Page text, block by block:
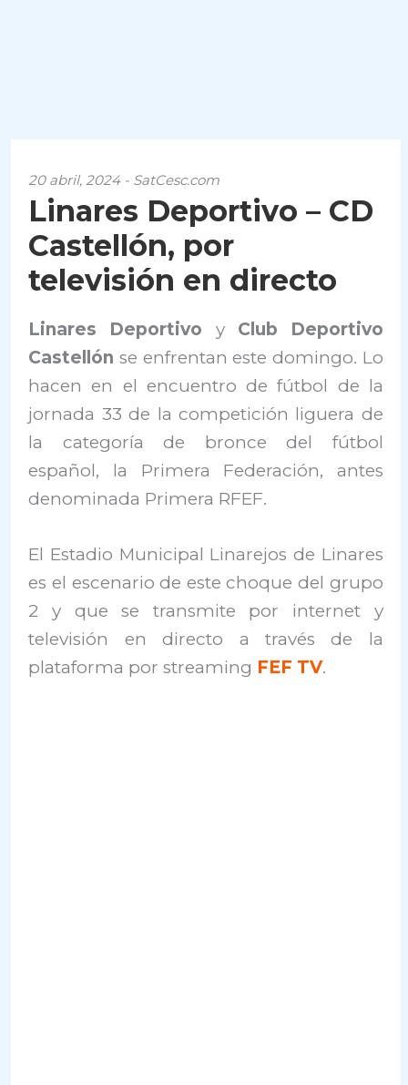
20 abril, 2024 - SatCesc.com
Linares Deportivo – CD
Castellón, por
televisión en directo
Linares Deportivo y Club Deportivo
Castellón se enfrentan este domingo. Lo
hacen en el encuentro de fútbol de la
jornada 33 de la competición liguera de
la categoría de bronce del fútbol
español, la Primera Federación, antes
denominada Primera RFEF.
El Estadio Municipal Linarejos de Linares
es el escenario de este choque del grupo
2 y que se transmite por internet y
televisión en directo a través de la
plataforma por streaming FEF TV.